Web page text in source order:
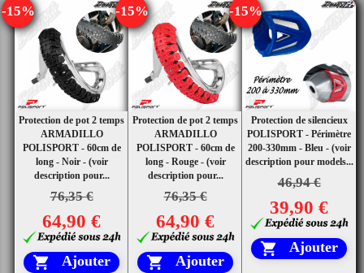
Protection de pot 2 temps
ARMADILLO
POLISPORT - 60cm de
long - Noir - (voir
description pour...
76,35 €
-15%
64,90 €
 Ajouter
Protection de pot 2 temps
ARMADILLO
POLISPORT - 60cm de
long - Rouge - (voir
description pour...
76,35 €
-15%
64,90 €
 Ajouter
Protection de silencieux
POLISPORT - Périmètre
200-330mm - Bleu - (voir
description pour models...
46,94 €
-15%
39,90 €
 Ajouter